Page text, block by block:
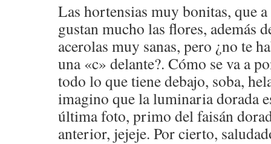
Las hortensias muy bonitas, que
gustan mucho las flores, además
acerolas muy sanas, pero ¿no te
una «c» delante?. Cómo se va a
todo lo que tiene debajo, soba,
imagino que la luminaria dorada
última foto, primo del faisán
anterior, jejeje. Por cierto,